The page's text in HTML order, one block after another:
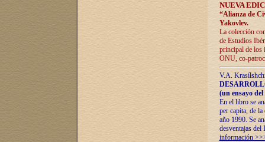
NUEVA
“Alianza de
Yakovlev.
La colección
de Estudios
principal de los
ONU, co-
V.A.
(un ensayo
En el libro se
per capita, de
año 1990. Se
desventajas
información